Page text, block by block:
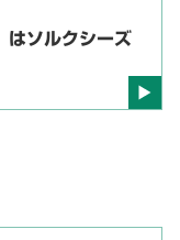
ソルクシーズ